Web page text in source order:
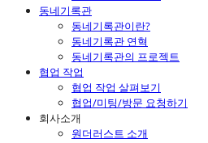
동네기록관
동네기록관이란?
동네기록관 연혁
동네기록관의 프로젝트
협업 작업
협업 작업 살펴보기
협업/미팅/방문 요청하기
회사소개
원더러스트 소개